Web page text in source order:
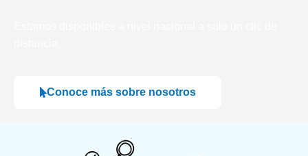
Conoce más sobre nosotros